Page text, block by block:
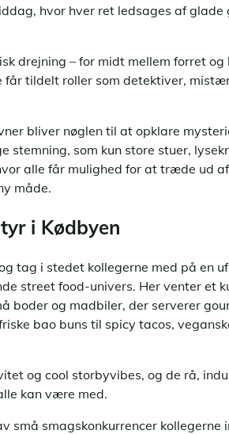
hvor hver ret ledsages af glade
drejning – for midt mellem forret
tildelt roller som detektiver,
bliver nøglen til at opklare
stemning, som kun store stuer,
alle får mulighed for at træde ud
måde.
i Kødbyen
tag i stedet kollegerne med på en
street food-univers. Her venter et
boder og madbiler, der serverer
bao buns til spicy tacos,
og cool storbyvibes, og de rå,
kan være med.
små smagskonkurrencer kollegerne